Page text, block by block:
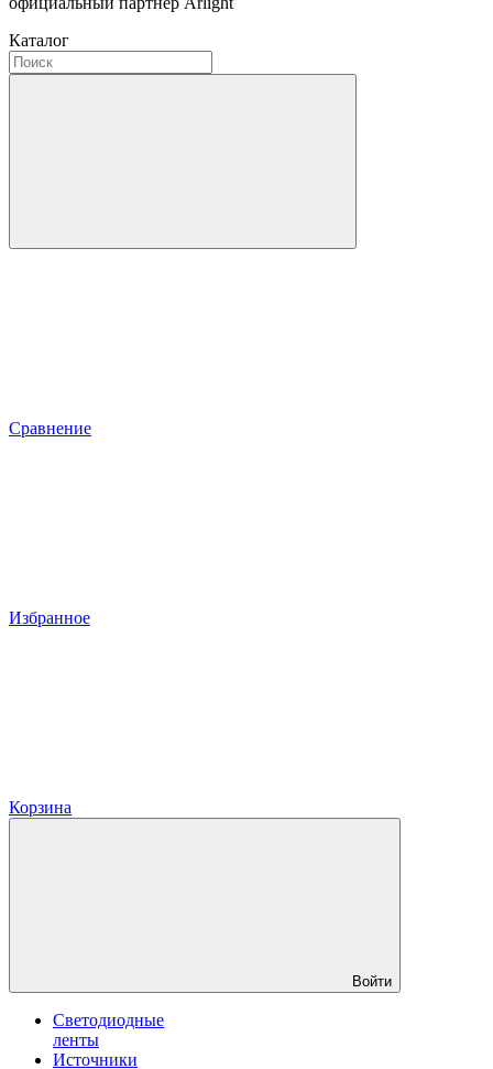
Каталог
Сравнение
Избранное
Корзина
Войти
Светодиодные
ленты
Источники